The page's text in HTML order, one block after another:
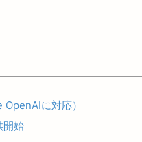
に対応）
開始